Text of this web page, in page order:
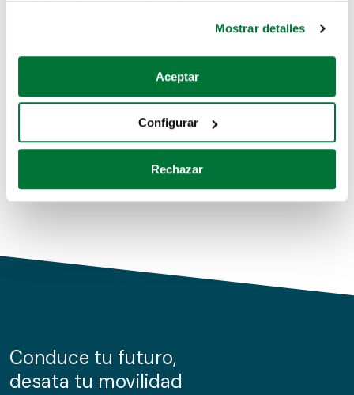
Si lo permite, también quisiéramos:
Recopilar información sobre su ubicación geográfica
Identificar su dispositivo analizándolo activamente
para buscar características específicas (huellas
Obtenga más información sobre cómo se procesan sus
de cookies.
información sobre el uso que haga del sitio web con
nuestros partners de redes sociales, publicidad y análisis
Mostrar detalles
Aceptar
Configurar
Rechazar
Coches de segunda mano
Coches de km0
Conduce tu futuro,
desata tu movilidad